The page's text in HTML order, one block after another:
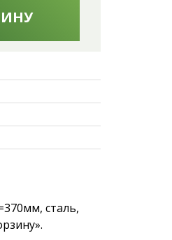
сталь,